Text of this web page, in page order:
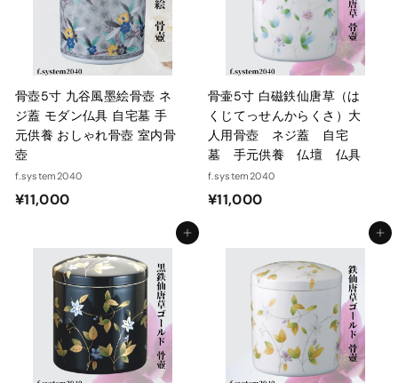
0
骨壺5寸 九谷風墨絵骨壺 ネ
ジ蓋 モダン仏具 自宅墓 手
元供養 おしゃれ骨壺 室内骨
壺
f.system2040
¥11,000¥
,
0
0
0
骨壷5寸 白磁鉄仙唐草（は
くじてっせんからくさ）大
人用骨壺 ネジ蓋 自宅
墓 手元供養 仏壇 仏具
f.system2040
¥11,000¥
,
0
0
0
カートに入れる カートに入れる